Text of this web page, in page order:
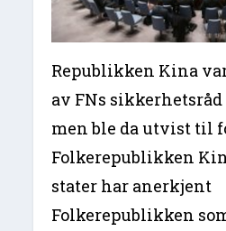
Republikken Kina
av FNs sikkerhetsråd
men ble da utvist til
Folkerepublikken
stater har anerkjent
Folkerepublikken